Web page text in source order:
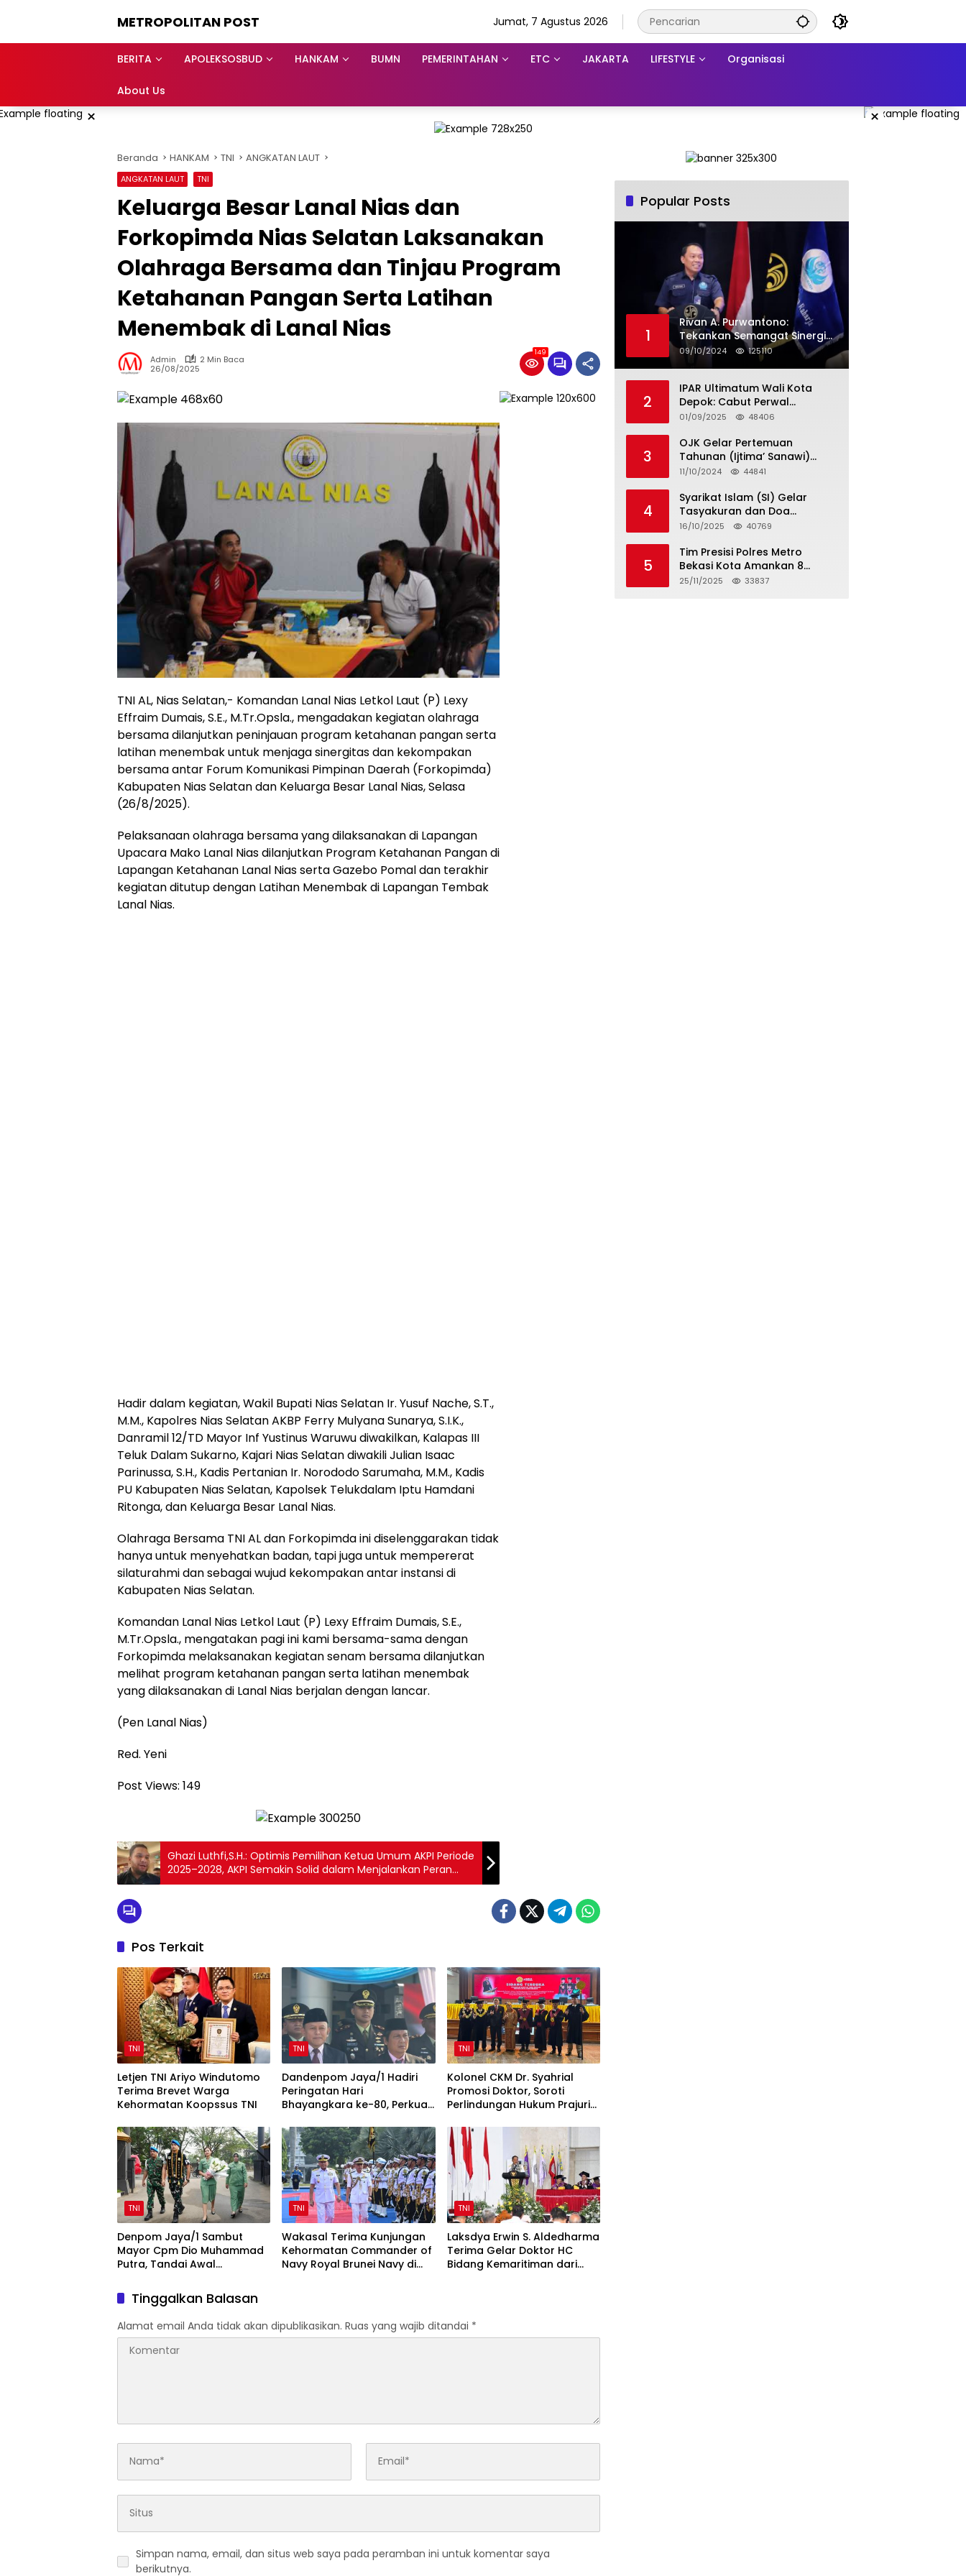
METROPOLITAN POST Jumat, 7 Agustus 2026
BERITA APOLEKSOSBUD HANKAM BUMN PEMERINTAHAN ETC JAKARTA LIFESTYLE Organisasi
About Us
× ×
Beranda HANKAM TNI ANGKATAN LAUT
ANGKATAN LAUT TNI
Keluarga Besar Lanal Nias dan
Forkopimda Nias Selatan Laksanakan
Olahraga Bersama dan Tinjau Program
Ketahanan Pangan Serta Latihan
Menembak di Lanal Nias
Admin
2 Min Baca
26/08/2025
149
TNI AL, Nias Selatan,- Komandan Lanal Nias Letkol Laut (P) Lexy
Effraim Dumais, S.E., M.Tr.Opsla., mengadakan kegiatan olahraga
bersama dilanjutkan peninjauan program ketahanan pangan serta
latihan menembak untuk menjaga sinergitas dan kekompakan
bersama antar Forum Komunikasi Pimpinan Daerah (Forkopimda)
Kabupaten Nias Selatan dan Keluarga Besar Lanal Nias, Selasa
(26/8/2025).
Pelaksanaan olahraga bersama yang dilaksanakan di Lapangan
Upacara Mako Lanal Nias dilanjutkan Program Ketahanan Pangan di
Lapangan Ketahanan Lanal Nias serta Gazebo Pomal dan terakhir
kegiatan ditutup dengan Latihan Menembak di Lapangan Tembak
Lanal Nias.
Hadir dalam kegiatan, Wakil Bupati Nias Selatan Ir. Yusuf Nache, S.T.,
M.M., Kapolres Nias Selatan AKBP Ferry Mulyana Sunarya, S.I.K.,
Danramil 12/TD Mayor Inf Yustinus Waruwu diwakilkan, Kalapas III
Teluk Dalam Sukarno, Kajari Nias Selatan diwakili Julian Isaac
Parinussa, S.H., Kadis Pertanian Ir. Norododo Sarumaha, M.M., Kadis
PU Kabupaten Nias Selatan, Kapolsek Telukdalam Iptu Hamdani
Ritonga, dan Keluarga Besar Lanal Nias.
Olahraga Bersama TNI AL dan Forkopimda ini diselenggarakan tidak
hanya untuk menyehatkan badan, tapi juga untuk mempererat
silaturahmi dan sebagai wujud kekompakan antar instansi di
Kabupaten Nias Selatan.
Komandan Lanal Nias Letkol Laut (P) Lexy Effraim Dumais, S.E.,
M.Tr.Opsla., mengatakan pagi ini kami bersama-sama dengan
Forkopimda melaksanakan kegiatan senam bersama dilanjutkan
melihat program ketahanan pangan serta latihan menembak
yang dilaksanakan di Lanal Nias berjalan dengan lancar.
(Pen Lanal Nias)
Red. Yeni
Post Views: 149
Ghazi Luthfi,S.H.: Optimis Pemilihan Ketua Umum AKPI Periode
2025–2028, AKPI Semakin Solid dalam Menjalankan Peran
Strategisnya di Tengah Dinamika Ekonomi dan Hukum di
Pos Terkait
TNI
Letjen TNI Ariyo Windutomo
Terima Brevet Warga
Kehormatan Koopssus TNI
TNI
Dandenpom Jaya/1 Hadiri
Peringatan Hari
Bhayangkara ke-80, Perkuat
TNI
Kolonel CKM Dr. Syahrial
Promosi Doktor, Soroti
Perlindungan Hukum Prajurit
TNI
Denpom Jaya/1 Sambut
Mayor Cpm Dio Muhammad
Putra, Tandai Awal
TNI
Wakasal Terima Kunjungan
Kehormatan Commander of
Navy Royal Brunei Navy di
TNI
Laksdya Erwin S. Aldedharma
Terima Gelar Doktor HC
Bidang Kemaritiman dari
Tinggalkan Balasan
Alamat email Anda tidak akan dipublikasikan. Ruas yang wajib ditandai *
Simpan nama, email, dan situs web saya pada peramban ini untuk komentar saya
berikutnya.
Popular Posts
1
Rivan A. Purwantono:
Tekankan Semangat Sinergi
dan Kolaborasi dalam
Rakernas Serikat Pekerja Jasa
09/10/2024 125110
2
IPAR Ultimatum Wali Kota
Depok: Cabut Perwal
Tunjangan DPRD Rp40 Juta
Aksi Rakyat
01/09/2025 48406
3
OJK Gelar Pertemuan
Tahunan (Ijtima’ Sanawi)
Dewan Pengawas Syariah
11/10/2024 44841
4
Syarikat Islam (SI) Gelar
Tasyakuran dan Doa
Bersama Organisasi
16/10/2025 40769
5
Tim Presisi Polres Metro
Bekasi Kota Amankan 8
Remaja Diduga Hendak
25/11/2025 33837